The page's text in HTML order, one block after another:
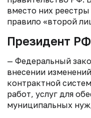
вместо них
правило «второй
Президент РФ
— Федеральный
внесении
контрактной
работ, услуг для
муниципальных